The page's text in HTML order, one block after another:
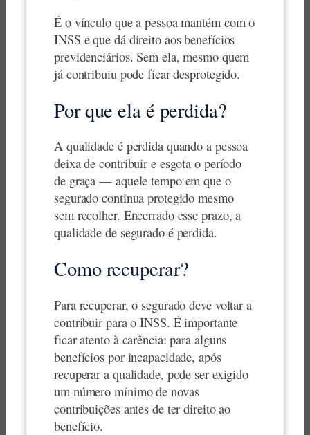
É o vínculo que a pessoa mantém com o
INSS e que dá direito aos benefícios
previdenciários. Sem ela, mesmo quem
já contribuiu pode ficar desprotegido.
Por que ela é perdida?
A qualidade é perdida quando a pessoa
deixa de contribuir e esgota o período
de graça — aquele tempo em que o
segurado continua protegido mesmo
sem recolher. Encerrado esse prazo, a
qualidade de segurado é perdida.
Como recuperar?
Para recuperar, o segurado deve voltar a
contribuir para o INSS. É importante
ficar atento à carência: para alguns
benefícios por incapacidade, após
recuperar a qualidade, pode ser exigido
um número mínimo de novas
contribuições antes de ter direito ao
benefício.